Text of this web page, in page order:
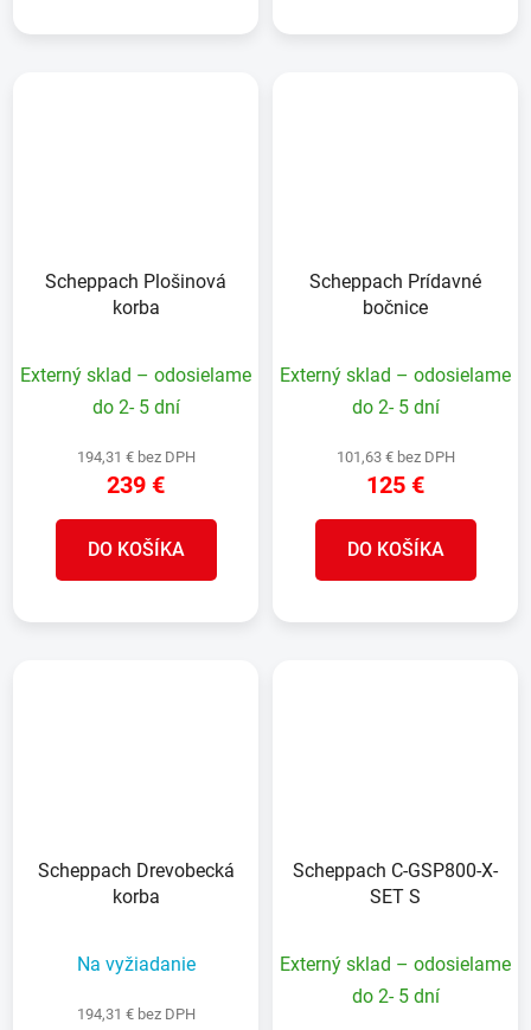
Scheppach Plošinová
korba
Externý sklad – odosielame
do 2- 5 dní
194,31 € bez DPH
239 €
DO KOŠÍKA
Scheppach Prídavné
bočnice
Externý sklad – odosielame
do 2- 5 dní
101,63 € bez DPH
125 €
DO KOŠÍKA
Scheppach Drevobecká
korba
Na vyžiadanie
194,31 € bez DPH
Scheppach C-GSP800-X-
SET S
Externý sklad – odosielame
do 2- 5 dní